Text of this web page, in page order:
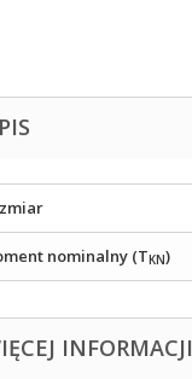
nominalny (T KN)
INFORMACJI